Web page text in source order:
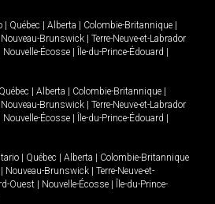
| Québec | Alberta | Colombie-Britannique |
Nouveau-Brunswick | Terre-Neuve-et-Labrador
Nouvelle-Écosse | Île-du-Prince-Édouard |
Québec | Alberta | Colombie-Britannique |
Nouveau-Brunswick | Terre-Neuve-et-Labrador
Nouvelle-Écosse | Île-du-Prince-Édouard |
| Québec | Alberta | Colombie-Britannique
| Nouveau-Brunswick | Terre-Neuve-et-
Ouest | Nouvelle-Écosse | Île-du-Prince-